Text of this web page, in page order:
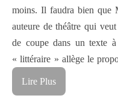
moins. Il faudra bien que
auteure de théâtre qui
de coupe dans un texte
« littéraire » allège le
Lire Plus